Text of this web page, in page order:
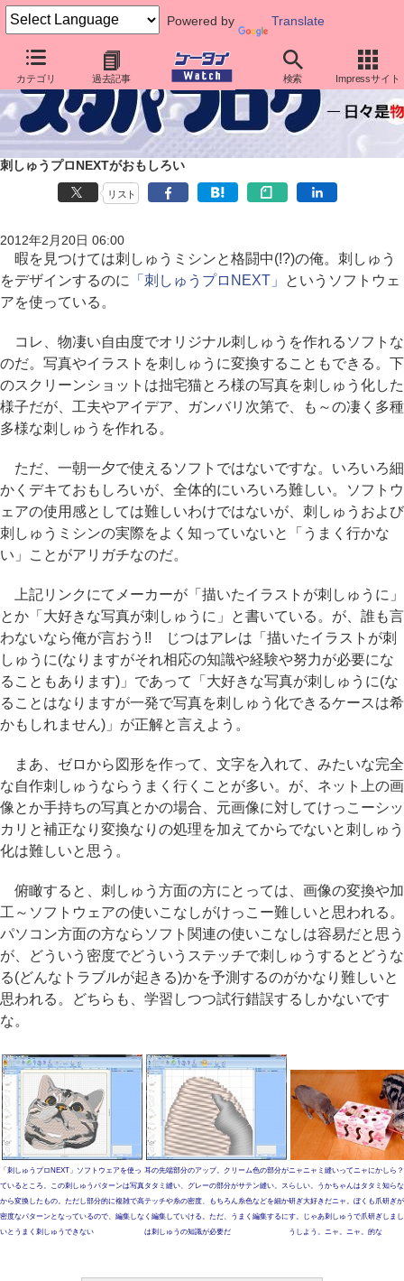
Powered by Translate
カテゴリ 過去記事 検索 Impressサイト
刺しゅうプロNEXTがおもしろい
リスト
2012年2月20日 06:00
暇を見つけては刺しゅうミシンと格闘中(!?)の俺。刺しゅう
をデザインするのに
「刺しゅうプロNEXT」
というソフトウェ
アを使っている。
コレ、物凄い自由度でオリジナル刺しゅうを作れるソフトな
のだ。写真やイラストを刺しゅうに変換することもできる。下
のスクリーンショットは拙宅猫とろ様の写真を刺しゅう化した
様子だが、工夫やアイデア、ガンバリ次第で、も～の凄く多種
多様な刺しゅうを作れる。
ただ、一朝一夕で使えるソフトではないですな。いろいろ細
かくデキておもしろいが、全体的にいろいろ難しい。ソフトウ
ェアの使用感としては難しいわけではないが、刺しゅうおよび
刺しゅうミシンの実際をよく知っていないと「うまく行かな
い」ことがアリガチなのだ。
上記リンクにてメーカーが「描いたイラストが刺しゅうに」
とか「大好きな写真が刺しゅうに」と書いている。が、誰も言
わないなら俺が言おう!! じつはアレは「描いたイラストが刺
しゅうに(なりますがそれ相応の知識や経験や努力が必要にな
ることもあります)」であって「大好きな写真が刺しゅうに(な
ることはなりますが一発で写真を刺しゅう化できるケースは希
かもしれません)」が正解と言えよう。
まあ、ゼロから図形を作って、文字を入れて、みたいな完全
な自作刺しゅうならうまく行くことが多い。が、ネット上の画
像とか手持ちの写真とかの場合、元画像に対してけっこーシッ
カリと補正なり変換なりの処理を加えてからでないと刺しゅう
化は難しいと思う。
俯瞰すると、刺しゅう方面の方にとっては、画像の変換や加
工～ソフトウェアの使いこなしがけっこー難しいと思われる。
パソコン方面の方ならソフト関連の使いこなしは容易だと思う
が、どういう密度でどういうステッチで刺しゅうするとどうな
る(どんなトラブルが起きる)かを予測するのがかなり難しいと
思われる。どちらも、学習しつつ試行錯誤するしかないです
な。
「刺しゅうプロNEXT」ソフトウェアを使っ
ているところ。この刺しゅうパターンは写真
から変換したもの。ただし部分的に複雑で高
密度なパターンとなっているので、編集しな
いとうまく刺しゅうできない
耳の先端部分のアップ。クリーム色の部分が
タタミ縫い、グレーの部分がサテン縫い。ス
テッチや糸の密度、もちろん糸色などを細か
く編集していける。ただ、うまく編集するに
は刺しゅうの知識が必要だ
ニャニャミ縫いってニャにかしら
らしい。うかちゃんはタタミ知ら
研ぎ大好きだニャ。ぼくも爪研ぎ
す。じゃあ刺しゅうで爪研ぎしま
うしよう。ニャ。ニャ。的な